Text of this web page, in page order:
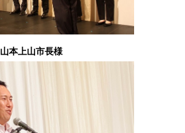
山本上山市長様